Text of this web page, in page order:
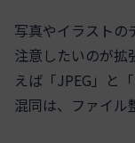
写真やイラストの
注意したいのが拡
えば「JPEG」と
混同は、ファイル